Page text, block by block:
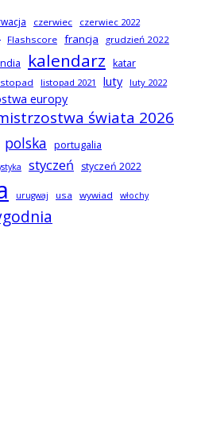
czerwiec
czerwiec 2022
Flashscore francja grudzień 2022
kalendarz katar
listopad 2021 luty
luty 2022
europy
świata 2026
polska portugalia
styczeń styczeń 2022
urugwaj usa wywiad włochy